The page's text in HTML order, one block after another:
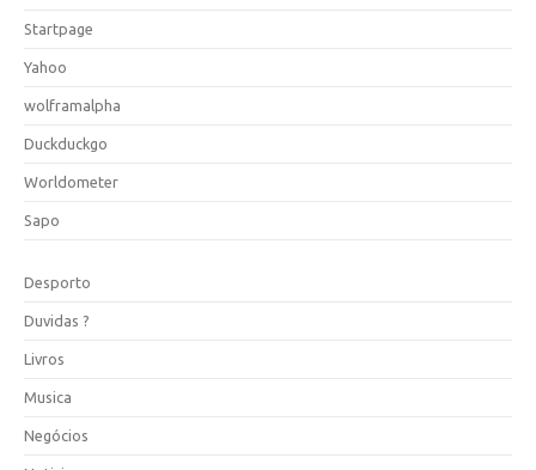
Startpage
Yahoo
wolframalpha
Duckduckgo
Worldometer
Sapo
Desporto
Duvidas ?
Livros
Musica
Negócios